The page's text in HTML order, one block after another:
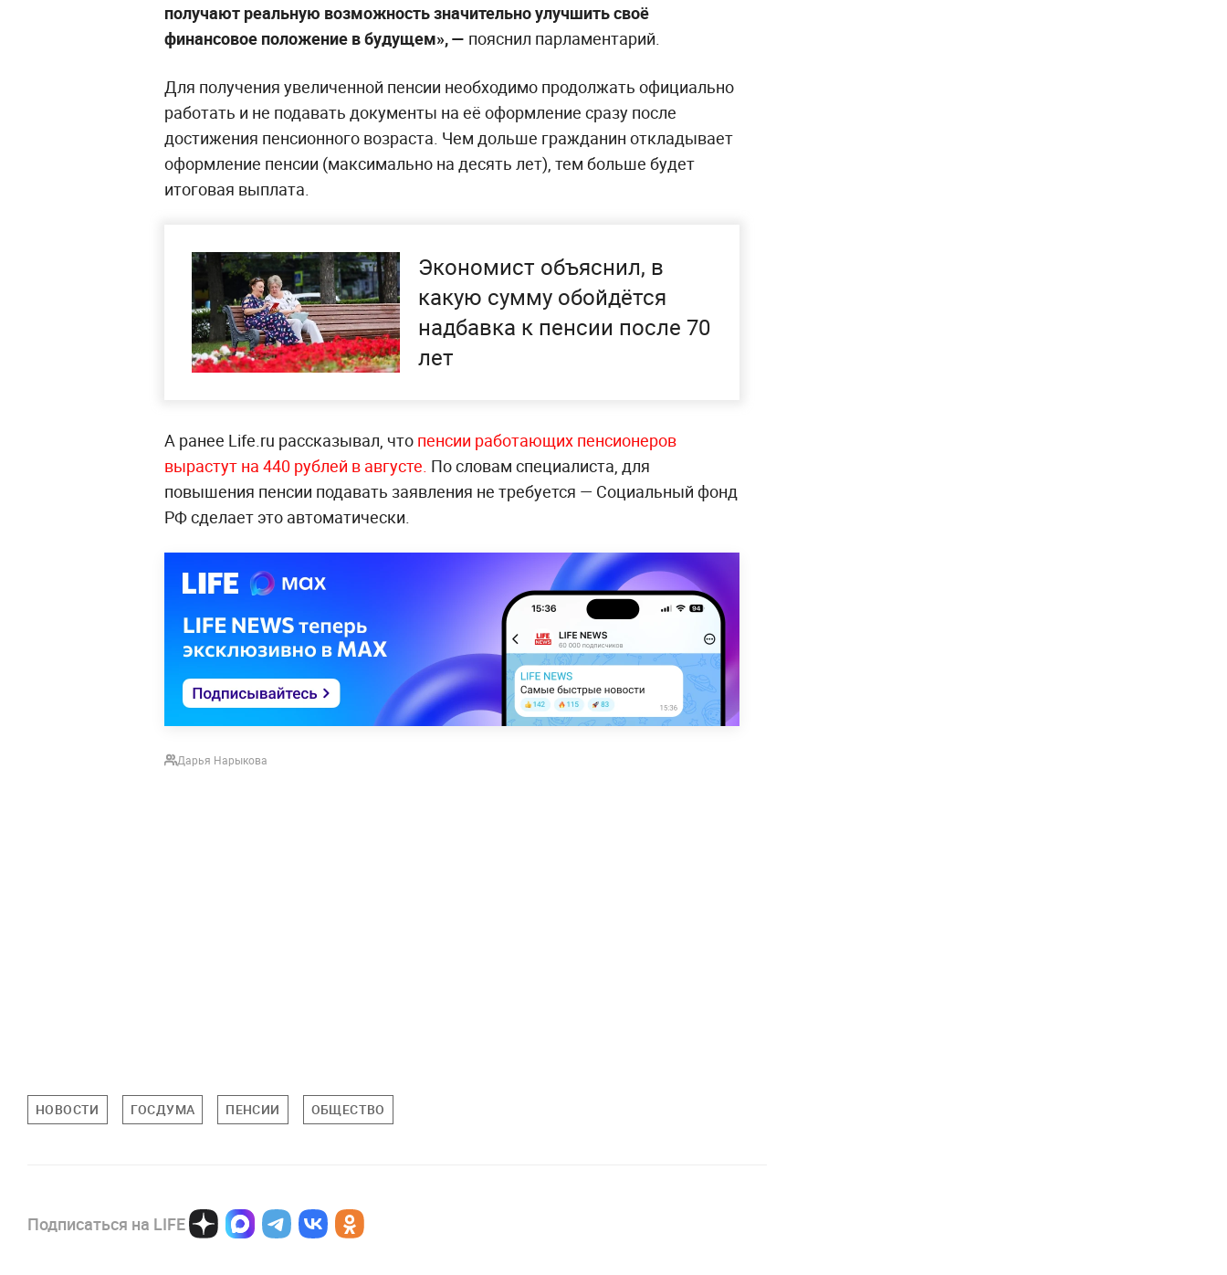
получают реальную возможность значительно улучшить своё
финансовое положение в будущем», — пояснил парламентарий.
Для получения увеличенной пенсии необходимо продолжать официально
работать и не подавать документы на её оформление сразу после
достижения пенсионного возраста. Чем дольше гражданин откладывает
оформление пенсии (максимально на десять лет), тем больше будет
итоговая выплата.
Экономист объяснил, в
какую сумму обойдётся
надбавка к пенсии после 70
лет
А ранее Life.ru рассказывал, что пенсии работающих пенсионеров
вырастут на 440 рублей в августе. По словам специалиста, для
повышения пенсии подавать заявления не требуется — Социальный фонд
РФ сделает это автоматически.
Дарья Нарыкова
НОВОСТИ ГОСДУМА ПЕНСИИ ОБЩЕСТВО
Подписаться на LIFE